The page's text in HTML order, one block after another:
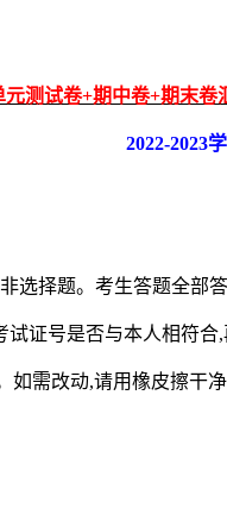
元测试卷+期中卷+期末卷
2022-2023
选择题。考生答题全部
证号是否与本人相符
需改动,请用橡皮擦